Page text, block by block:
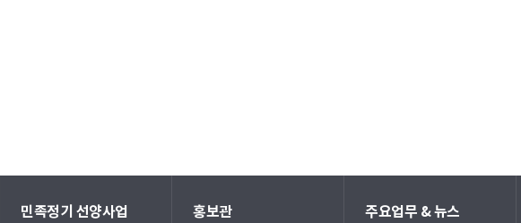
민족정기 선양사업 홍보관 주요업무 & 뉴스